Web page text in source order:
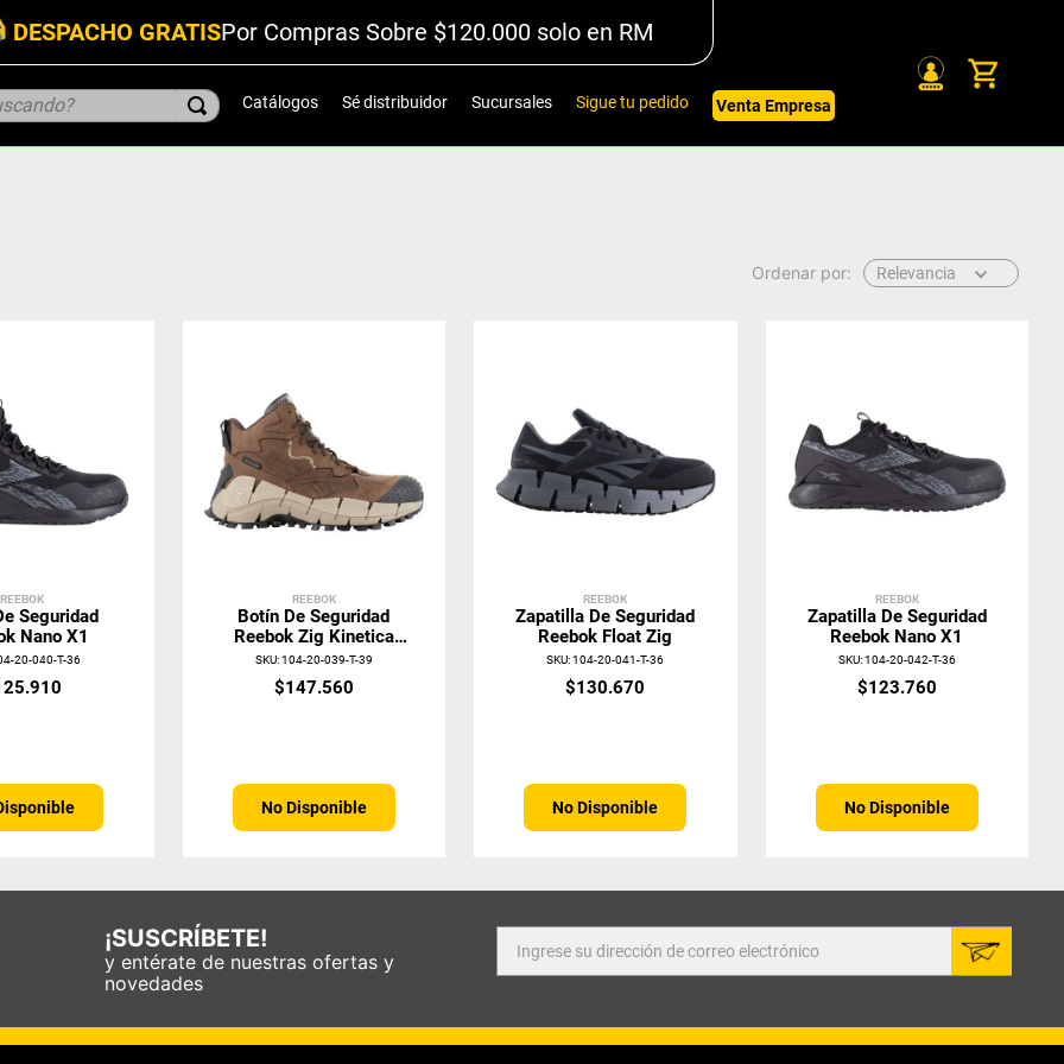
DESPACHO GRATISPor Compras Sobre $120.000 solo en RM
Catálogos Sé distribuidor Sucursales Sigue tu pedido Venta Empresa
Relevancia
REEBOK
Seguridad
Nano X1
20-040-T-36
.910
REEBOK
Botín De Seguridad
Reebok Zig Kinetica
Edge II
SKU:104-20-039-T-39
$147.560
No Disponible
REEBOK
Zapatilla De Seguridad
Reebok Float Zig
SKU:104-20-041-T-36
$130.670
No Disponible
REEBOK
Zapatilla De Seguridad
Reebok Nano X1
SKU:104-20-042-T-36
$123.760
No Disponible
¡SUSCRÍBETE!
y entérate de nuestras ofertas y
novedades